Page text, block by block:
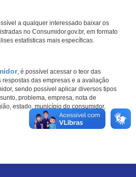
a qualquer interessado baixar os
no Consumidor.gov.br, em formato
estatísticas mais específicas.
, é possível acessar o teor das
das empresas e a avaliação
sendo possível aplicar diversos tipos
problema, empresa, nota de
estado, município do consumidor,